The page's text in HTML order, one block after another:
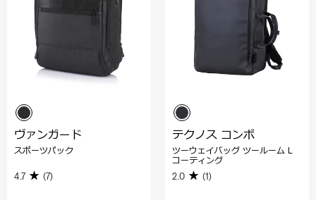
ヴァンガード
スポーツパック
4.7 (7)
テクノス コンボ
ツーウェイバッグ ツールーム L
コーティング
2.0 (1)